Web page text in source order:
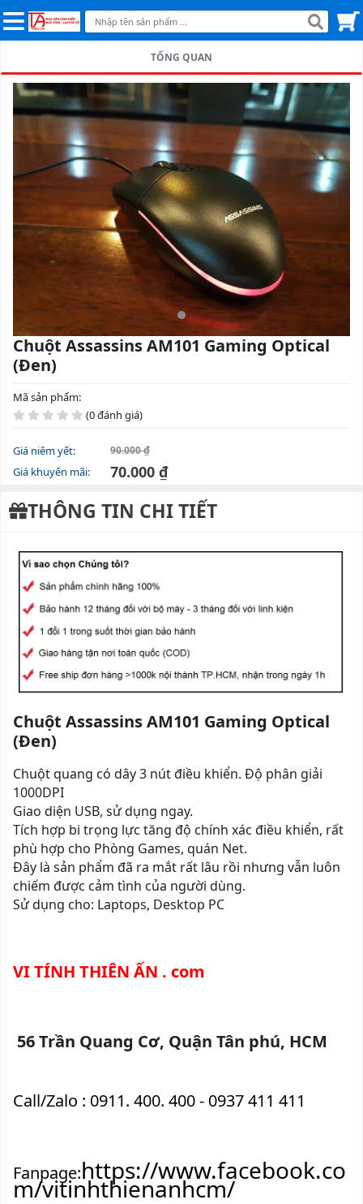
TỔNG QUAN
Chuột Assassins AM101 Gaming Optical
(Đen)
Mã sản phẩm:
(0 đánh giá)
Giá niêm yết: 90.000 ₫
Giá khuyến mãi: 70.000 ₫
THÔNG TIN CHI TIẾT
Chuột Assassins AM101 Gaming Optical
(Đen)
Chuột quang có dây 3 nút điều khiển. Độ phân giải
1000DPI
Giao diện USB, sử dụng ngay.
Tích hợp bi trọng lực tăng độ chính xác điều khiển, rất
phù hợp cho Phòng Games, quán Net.
Đây là sản phẩm đã ra mắt rất lâu rồi nhưng vẫn luôn
chiếm được cảm tình của người dùng.
Sử dụng cho: Laptops, Desktop PC
VI TÍNH THIÊN ẤN . com
56 Trần Quang Cơ, Quận Tân phú, HCM
Call/Zalo : 0911. 400. 400 - 0937 411 411
Fanpage:https://www.facebook.co
m/vitinhthienanhcm/